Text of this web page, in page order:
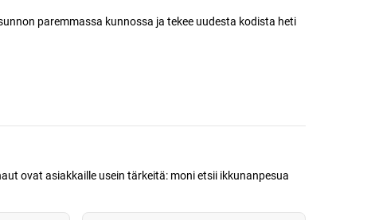
paremmassa kunnossa ja tekee uudesta kodista heti
ovat asiakkaille usein tärkeitä: moni etsii ikkunanpesua